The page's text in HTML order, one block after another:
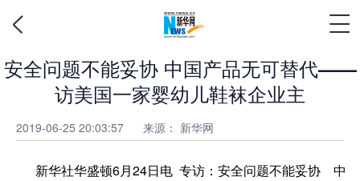
安全问题不能妥协 中国产品无可替代——
访美国一家婴幼儿鞋袜企业主
2019-06-25 20:03:57 来源： 新华网
新华社华盛顿6月24日电 专访：安全问题不能妥协 中